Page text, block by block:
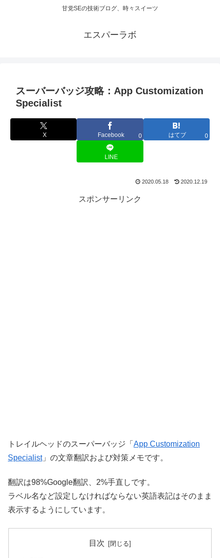
甘党SEの技術ブログ、時々スイーツ
エスパーラボ
スーバーバッジ攻略：App Customization
Specialist
X Facebook 0 はてブ 0
LINE
2020.05.18 2020.12.19
スポンサーリンク
トレイルヘッドのスーパーバッジ「 App Customization
Specialist」の文章翻訳および対策メモです。
翻訳は98%Google翻訳、2%手直しです。
ラベル名など設定しなければならない英語表記はそのまま
表示するようにしています。
目次